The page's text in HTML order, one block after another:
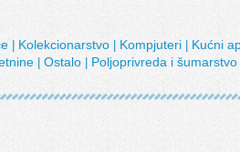
Kolekcionarstvo |Kompjuteri
Kućni
Ostalo Poljoprivreda i šumarstvo